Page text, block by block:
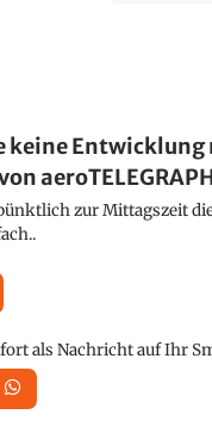
keine
zur Mittagszeit
als Nachricht auf Ihr